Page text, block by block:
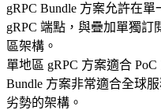
gRPC Bundle 方案允許在
gRPC 端點，與疊加單獨
區架構。
單地區 gRPC 方案適合
Bundle 方案非常適合全球
劣勢的架構。